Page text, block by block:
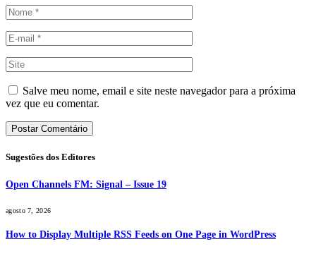
Salve meu nome, email e site neste navegador para a próxima
vez que eu comentar.
Sugestões dos Editores
Open Channels FM: Signal – Issue 19
agosto 7, 2026
How to Display Multiple RSS Feeds on One Page in WordPress